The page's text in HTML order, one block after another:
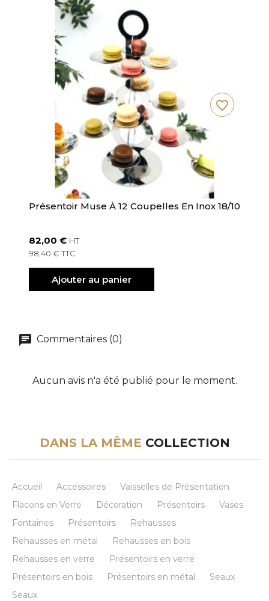
Présentoir Muse À 12 Coupelles En Inox 18/10
82,00 € HT
98,40 € TTC
Ajouter au panier
favorite_border
Commentaires (0)
Aucun avis n'a été publié pour le moment.
DANS LA MÊME COLLECTION
Accueil Accessoires
Vaisselles de Présentation
Flacons en Verre
Décoration Présentoirs
Vases
Fontaines
Présentoirs
Rehausses
Rehausses en métal
Rehausses en bois
Rehausses en verre
Présentoirs en verre
Présentoirs en bois
Présentoirs en métal
Seaux
Seaux